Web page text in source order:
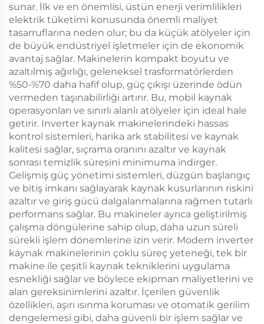
sunar. İlk ve en önemlisi, üstün enerji verimlilikleri
elektrik tüketimi konusunda önemli maliyet
tasarruflarına neden olur; bu da küçük atölyeler için
de büyük endüstriyel işletmeler için de ekonomik
avantaj sağlar. Makinelerin kompakt boyutu ve
azaltılmış ağırlığı, geleneksel trasformatörlerden
%50-%70 daha hafif olup, güç çıkışı üzerinde ödün
vermeden taşınabilirliği artırır. Bu, mobil kaynak
operasyonları ve sınırlı alanlı atölyeler için ideal hale
getirir. Inverter kaynak makinelerindeki hassas
kontrol sistemleri, harika ark stabilitesi ve kaynak
kalitesi sağlar, sıçrama oranını azaltır ve kaynak
sonrası temizlik süresini minimuma indirger.
Gelişmiş güç yönetimi sistemleri, düzgün başlangıç
ve bitiş imkanı sağlayarak kaynak kusurlarının riskini
azaltır ve giriş gücü dalgalanmalarına rağmen tutarlı
performans sağlar. Bu makineler ayrıca geliştirilmiş
çalışma döngülerine sahip olup, daha uzun süreli
sürekli işlem dönemlerine izin verir. Modern inverter
kaynak makinelerinin çoklu süreç yeteneği, tek bir
makine ile çeşitli kaynak tekniklerini uygulama
esnekliği sağlar ve böylece ekipman maliyetlerini ve
alan gereksinimlerini azaltır. İçerilen güvenlik
özellikleri, aşırı ısınma koruması ve otomatik gerilim
dengelemesi gibi, daha güvenli bir işlem sağlar ve